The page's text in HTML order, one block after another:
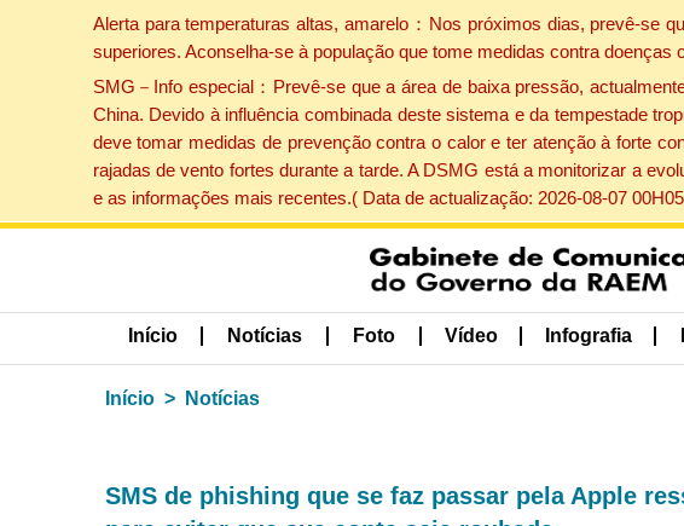
Alerta para temperaturas altas, amarelo：Nos próximos dias, prevê-se
superiores. Aconselha-se à população que tome medidas contra
SMG－Info especial：Prevê-se que a área de baixa pressão,
China. Devido à influência combinada deste sistema e da tempestade
deve tomar medidas de prevenção contra o calor e ter atenção à forte
rajadas de vento fortes durante a tarde. A DSMG está a monitorizar a
e as informações mais recentes.( Data de actualização: 2026-08-07
Início Notícias Foto Vídeo Infografia
Início Notícias
SMS de phishing que se faz passar pela Apple